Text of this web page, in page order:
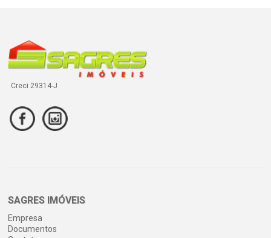
Creci 29314-J
SAGRES IMÓVEIS
Empresa
Documentos